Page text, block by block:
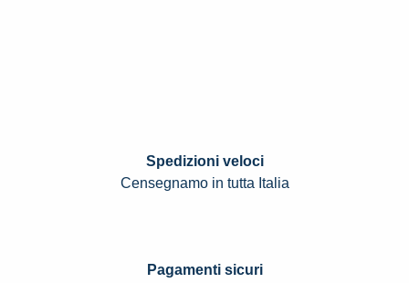
Spedizioni veloci
Censegnamo in tutta Italia
Pagamenti sicuri